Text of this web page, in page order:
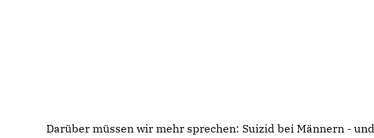
Darüber müssen wir mehr sprechen: Suizid bei Männern -